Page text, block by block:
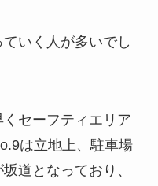
いく人が多いでし
セーフティエリア
は立地上、駐車場
道となっており、